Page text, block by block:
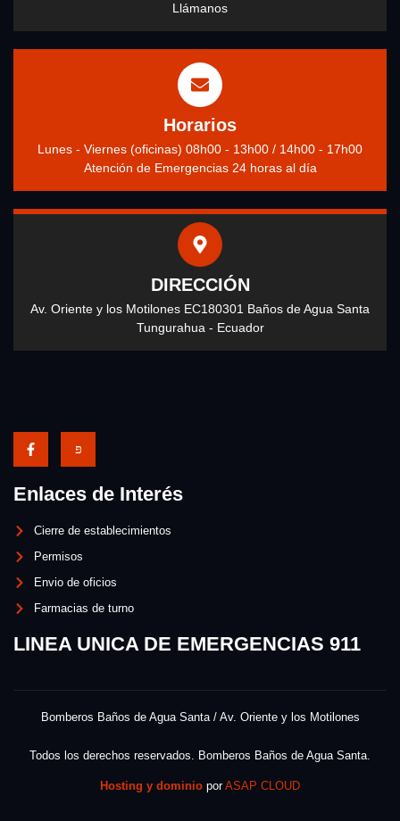
Llámanos
Horarios
Lunes - Viernes (oficinas) 08h00 - 13h00 / 14h00 - 17h00
Atención de Emergencias 24 horas al día
DIRECCIÓN
Av. Oriente y los Motilones EC180301 Baños de Agua Santa
Tungurahua - Ecuador
Enlaces de Interés
Cierre de establecimientos
Permisos
Envio de oficios
Farmacias de turno
LINEA UNICA DE EMERGENCIAS 911
Bomberos Baños de Agua Santa / Av. Oriente y los Motilones
Todos los derechos reservados. Bomberos Baños de Agua Santa.
Hosting y dominio porASAP CLOUD